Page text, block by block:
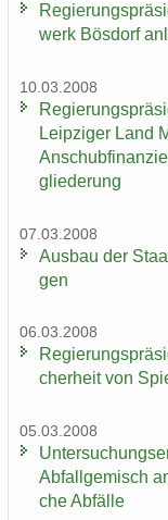
werk Bös­dorf
10.03.2008
Leip­zi­ger Land
glie­de­rung
07.03.2008
Aus­bau der
gen
06.03.2008
cher­heit von
05.03.2008
Ab­fall­ge­misch
che Ab­fäl­le